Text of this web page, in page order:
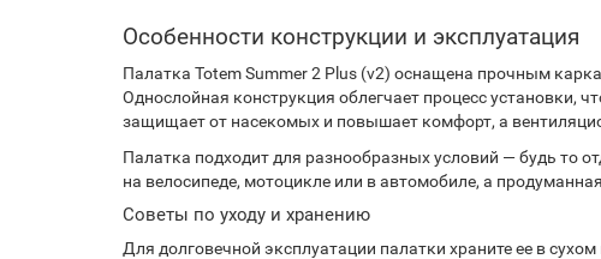
Особенности конструкции и эксплуатация
Палатка Totem Summer 2 Plus (v2) оснащена прочным
Однослойная конструкция облегчает процесс установки,
защищает от насекомых и повышает комфорт, а
Палатка подходит для разнообразных условий — будь то
на велосипеде, мотоцикле или в автомобиле, а
Советы по уходу и хранению
Для долговечной эксплуатации палатки храните ее в